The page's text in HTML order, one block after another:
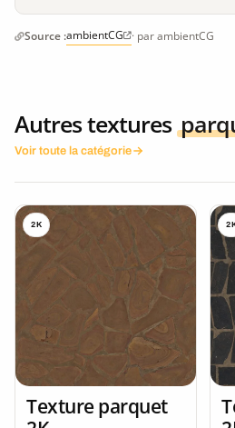
Source :ambientCG · par ambientCG
Autres textures
Voir toute la catégorie
2K
Texture parquet